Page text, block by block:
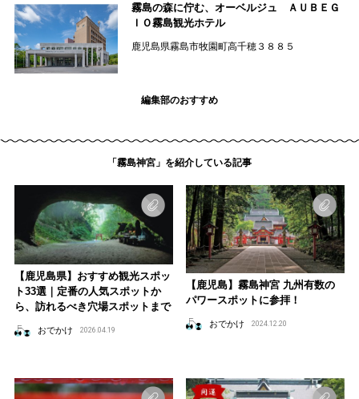
霧島の森に佇む、オーベルジュ ＡＵＢＥＧ
ＩＯ霧島観光ホテル
鹿児島県霧島市牧園町高千穂３８８５
編集部のおすすめ
「霧島神宮」を紹介している記事
【鹿児島県】おすすめ観光スポッ
ト33選｜定番の人気スポットか
ら、訪れるべき穴場スポットまで
おでかけ 2026.04.19
【鹿児島】霧島神宮 九州有数の
パワースポットに参拝！
おでかけ 2024.12.20